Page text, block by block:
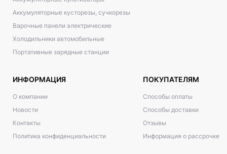
Аккумуляторные кусторезы, сучкорезы
Варочные панели электрические
Холодильники автомобильные
Портативные зарядные станции
ИНФОРМАЦИЯ
О компании
Новости
Контакты
Политика конфиденциальности
ПОКУПАТЕЛЯМ
Способы оплаты
Способы доставки
Отзывы
Информация о рассрочке